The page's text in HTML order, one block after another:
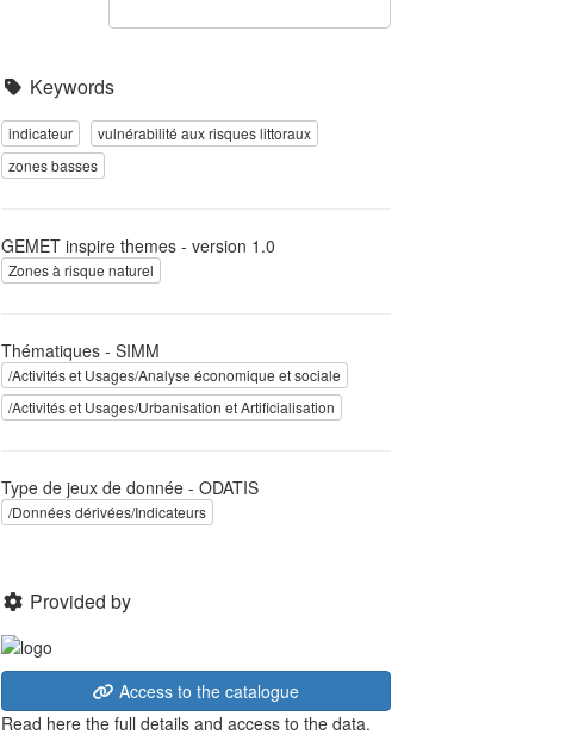
Keywords
indicateur
vulnérabilité aux risques littoraux
zones basses
GEMET inspire themes - version 1.0
Zones à risque naturel
Thématiques - SIMM
/Activités et Usages/Analyse économique et sociale
/Activités et Usages/Urbanisation et Artificialisation
Type de jeux de donnée - ODATIS
/Données dérivées/Indicateurs
Provided by
Access to the catalogue
Read here the full details and access to the data.